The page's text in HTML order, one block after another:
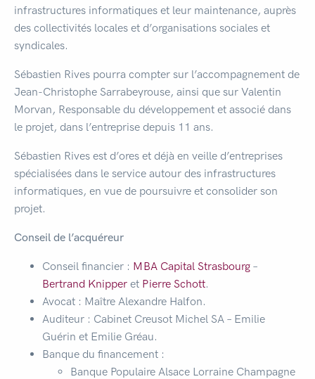
infrastructures informatiques et leur maintenance, auprès
des collectivités locales et d’organisations sociales et
syndicales.
Sébastien Rives pourra compter sur l’accompagnement de
Jean-Christophe Sarrabeyrouse, ainsi que sur Valentin
Morvan, Responsable du développement et associé dans
le projet, dans l’entreprise depuis 11 ans.
Sébastien Rives est d’ores et déjà en veille d’entreprises
spécialisées dans le service autour des infrastructures
informatiques, en vue de poursuivre et consolider son
projet.
Conseil de l’acquéreur
Conseil financier : MBA Capital Strasbourg –
Bertrand Knipper et Pierre Schott.
Avocat : Maître Alexandre Halfon.
Auditeur : Cabinet Creusot Michel SA – Emilie
Guérin et Emilie Gréau.
Banque du financement :
Banque Populaire Alsace Lorraine Champagne